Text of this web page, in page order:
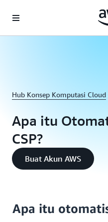
Hub Konsep Komputasi Cloud
Apa itu
CSP?
Buat Akun AWS
Apa itu